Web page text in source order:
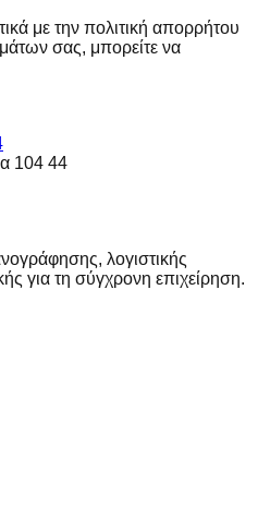
με την πολιτική απορρήτου
σας, μπορείτε να
104 44
λογιστικής
για τη σύγχρονη επιχείρηση.